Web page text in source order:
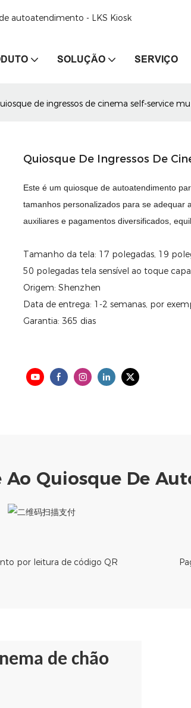
autoatendimento - LKS Kiosk
SOLUÇÃO SERVIÇO
de ingressos de cinema self-service
Quiosque De Ingressos De
Este é um quiosque de autoatendimento
tamanhos personalizados para se adequar
auxiliares e pagamentos diversificados,
Tamanho da tela: 17 polegadas, 19
50 polegadas tela sensível ao toque
Origem: Shenzhen
Data de entrega: 1-2 semanas, por
Garantia: 365 dias
Ao Quiosque De
por leitura de código QR
de chão